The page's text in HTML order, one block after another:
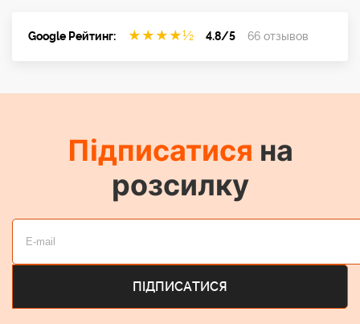
Google Рейтинг: ★ ★ ★ ★½ 4.8/5 66 отзывов
Підписатися на
розсилку